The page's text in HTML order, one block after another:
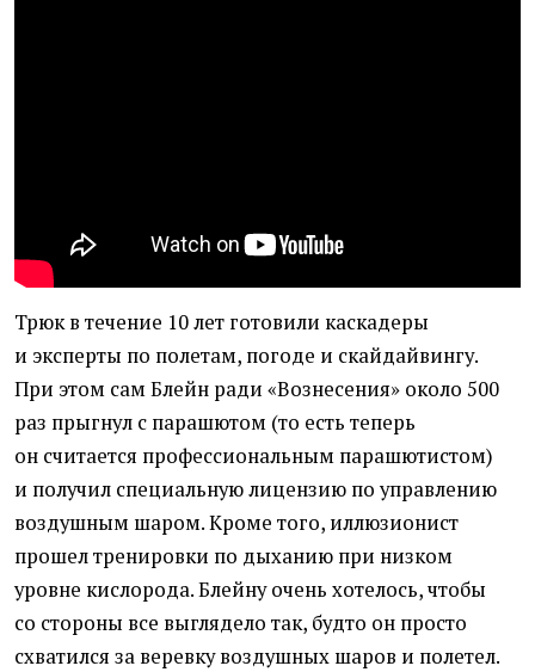
Трюк в течение 10 лет готовили каскадеры
и эксперты по полетам, погоде и скайдайвингу.
При этом сам Блейн ради «Вознесения» около 500
раз прыгнул с парашютом (то есть теперь
он считается профессиональным парашютистом)
и получил специальную лицензию по управлению
воздушным шаром. Кроме того, иллюзионист
прошел тренировки по дыханию при низком
уровне кислорода. Блейну очень хотелось, чтобы
со стороны все выглядело так, будто он просто
схватился за веревку воздушных шаров и полетел.